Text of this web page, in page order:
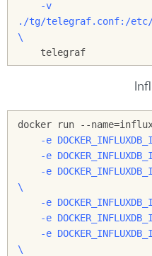
./tg/telegraf.conf:/
    telegraf
\
\